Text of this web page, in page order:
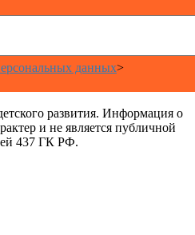
данных>
развития. Информация о
и не является публичной
437 ГК РФ.